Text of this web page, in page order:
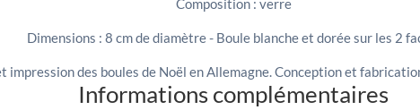
Composition : verre
Dimensions : 8 cm de diamètre - Boule blanche et dorée sur les 2
impression des boules de Noël en Allemagne. Conception et
Informations complémentaires